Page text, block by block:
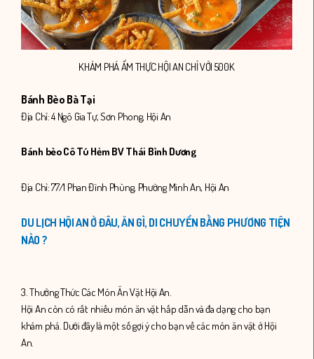
KHÁM PHÁ ẨM THỰC HỘI AN CHỈ VỚI 500K
Bánh Bèo Bà Tại
Địa Chỉ: 4 Ngô Gia Tự, Sơn Phong, Hội An
Bánh bèo Cô Tú Hẻm BV Thái Bình Dương
Địa Chỉ: 77/1 Phan Đình Phùng, Phường Minh An, Hội An
DU LỊCH HỘI AN Ở ĐÂU, ĂN GÌ, DI CHUYỂN BẰNG PHƯƠNG TIỆN
NÀO ?
3. Thưởng Thức Các Món Ăn Vặt Hội An.
Hội An còn có rất nhiều món ăn vặt hấp dẫn và đa dạng cho bạn
khám phá. Dưới đây là một số gợi ý cho bạn về các món ăn vặt ở Hội
An.